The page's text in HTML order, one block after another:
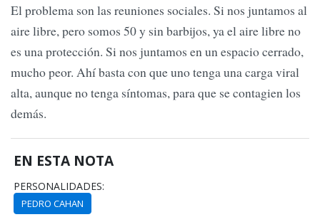
El problema son las reuniones sociales. Si nos juntamos al
aire libre, pero somos 50 y sin barbijos, ya el aire libre no
es una protección. Si nos juntamos en un espacio cerrado,
mucho peor. Ahí basta con que uno tenga una carga viral
alta, aunque no tenga síntomas, para que se contagien los
demás.
EN ESTA NOTA
PERSONALIDADES:
PEDRO CAHAN